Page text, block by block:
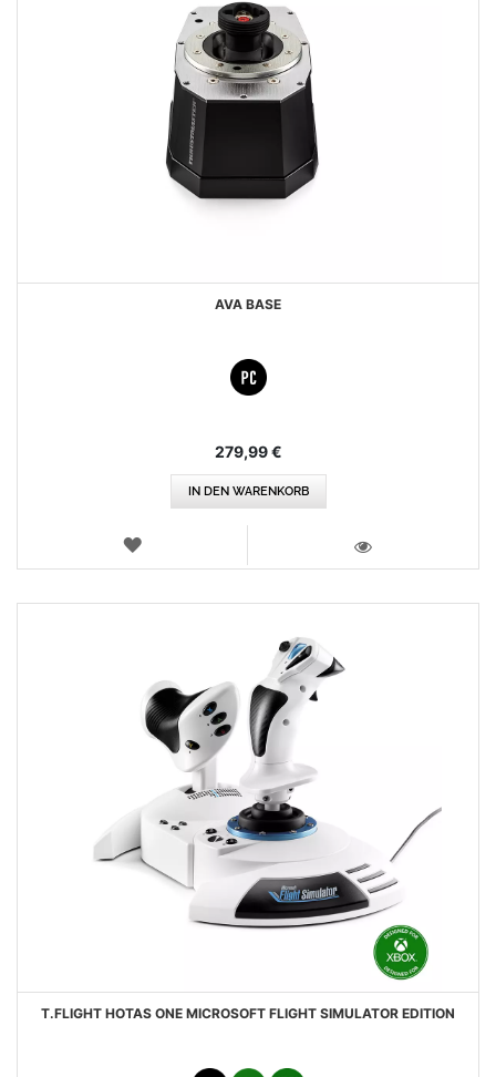
AVA BASE
279,99 €
IN DEN WARENKORB
WUNSCHLISTE
T.FLIGHT HOTAS ONE MICROSOFT FLIGHT SIMULATOR EDITION